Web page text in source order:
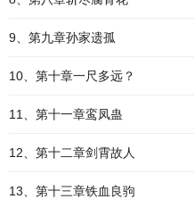
9、第九章孙家遗孤
10、第十章一尺多远？
11、第十一章鸾凤蛊
12、第十二章剑霄故人
13、第十三章铁血良驹